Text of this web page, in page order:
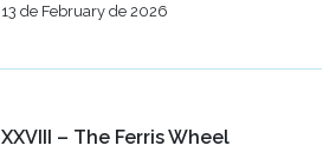
13 de February de 2026
XXVIII – The Ferris Wheel